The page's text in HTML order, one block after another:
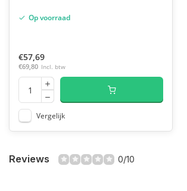
Op voorraad
€57,69
€69,80 Incl. btw
Vergelijk
Reviews 0/10